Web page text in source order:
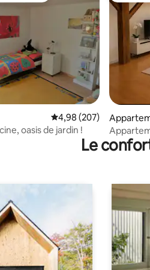
Évaluation moyenne
4,98 (207)
oasis de jardin !
Le